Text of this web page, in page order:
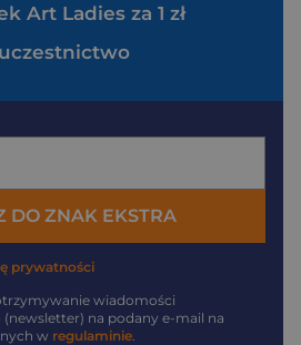
Art Ladies za 1 zł
DO ZNAK EKSTRA
prywatności
wiadomości
na podany e-mail na
w regulaminie